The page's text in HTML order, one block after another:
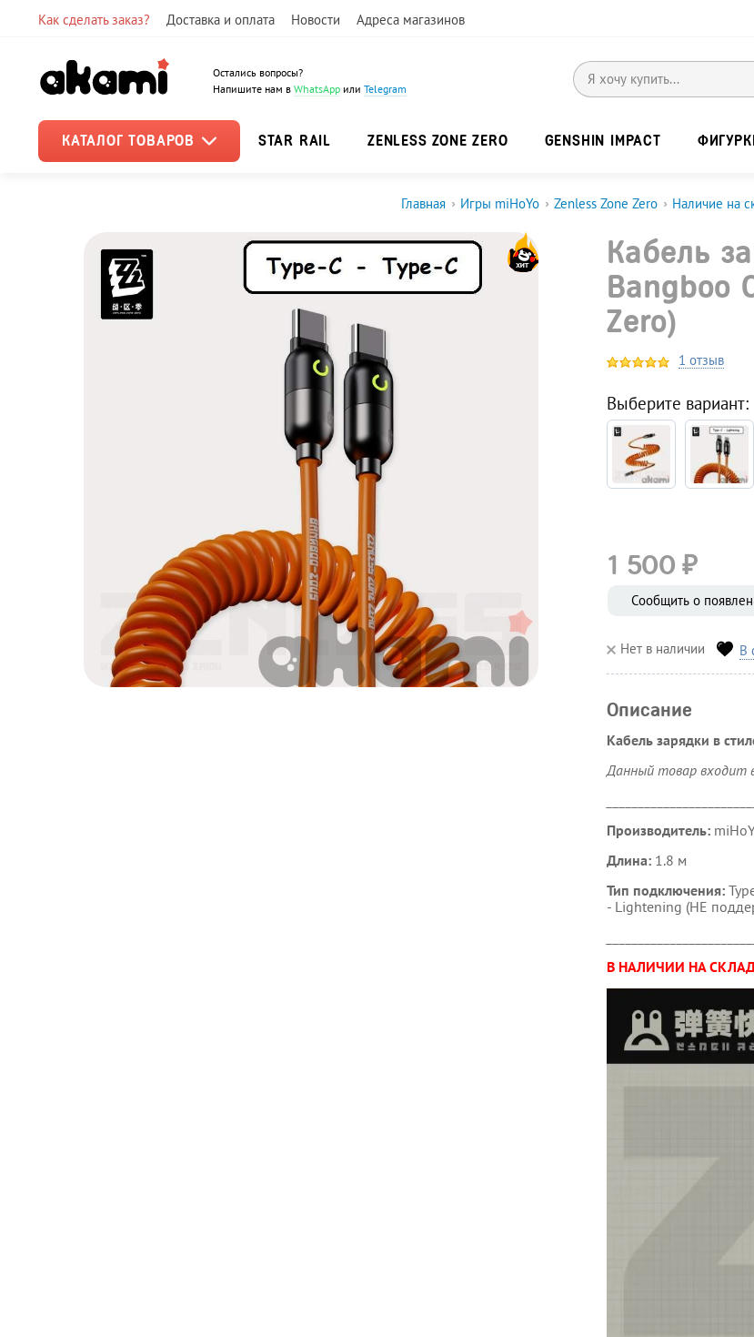
Как сделать заказ? Доставка и оплата Новости Адреса магазинов
Остались вопросы?
Напишите нам вWhatsApp илиTelegram
КАТАЛОГ ТОВАРОВ STAR RAIL ZENLESS ZONE ZERO GENSHIN IMPACT
Главная › Игры miHoYo › Zenless Zone Zero › Наличие на
Кабель
Bangboo
Zero)
1 отзыв
Выберите вариант:
1 500 ₽
Сообщить о
Нет в наличии В
Описание
Кабель зарядки в
Данный товар входит
Производитель:
Длина: 1.8 м
Тип подключения:
- Lightening (НЕ
В НАЛИЧИИ НА